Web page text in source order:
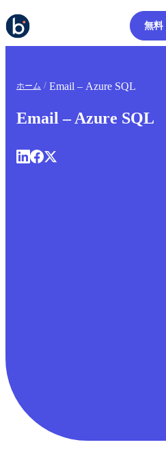
無料
ホーム Email – Azure SQL
Email – Azure SQL